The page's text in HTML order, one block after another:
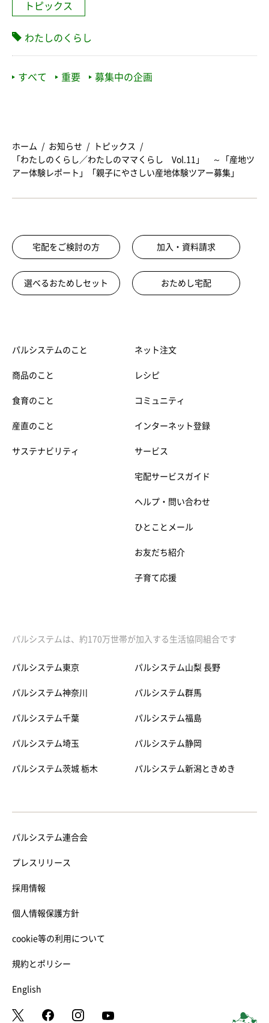
トピックス
わたしのくらし
すべて 重要 募集中の企画
ホーム お知らせ
トピックス
「わたしのくらし／わたしのママくらし Vol.11」 ～「産地ツ
アー体験レポート」「親子にやさしい産地体験ツアー募集」
宅配をご検討の方 加入・資料請求
選べるおためしセット おためし宅配
パルシステムのこと
商品のこと
食育のこと
産直のこと
サステナビリティ
ネット注文
レシピ
コミュニティ
インターネット登録
サービス
宅配サービスガイド
ヘルプ・問い合わせ
ひとことメール
お友だち紹介
子育て応援
パルシステムは、約170万世帯が加入する生活協同組合です
パルシステム東京
パルシステム神奈川
パルシステム千葉
パルシステム埼玉
パルシステム茨城 栃木
パルシステム山梨 長野
パルシステム群馬
パルシステム福島
パルシステム静岡
パルシステム新潟ときめき
パルシステム連合会
プレスリリース
採用情報
個人情報保護方針
cookie等の利用について
規約とポリシー
English